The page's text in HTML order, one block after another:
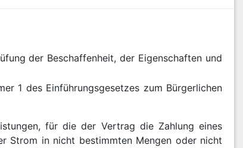
der Beschaffenheit, der Eigenschaften und
1 des Einführungsgesetzes zum Bürgerlichen
für die der Vertrag die Zahlung eines
Strom in nicht bestimmten Mengen oder nicht